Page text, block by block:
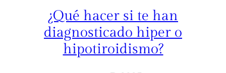
¿Qué hacer si te han
diagnosticado hiper o
hipotiroidismo?